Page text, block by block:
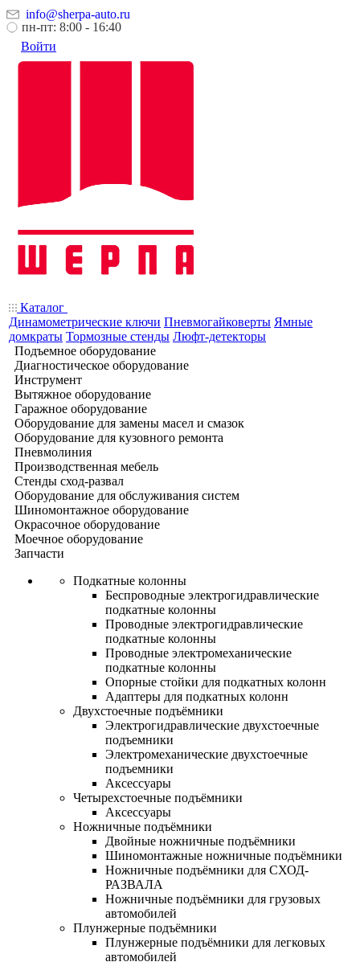
info@sherpa-auto.ru
пн-пт: 8:00 - 16:40
Войти
Каталог
Динамометрические ключи Пневмогайковерты Ямные
домкраты Тормозные стенды Люфт-детекторы
Подъемное оборудование
Диагностическое оборудование
Инструмент
Вытяжное оборудование
Гаражное оборудование
Оборудование для замены масел и смазок
Оборудование для кузовного ремонта
Пневмолиния
Производственная мебель
Стенды сход-развал
Оборудование для обслуживания систем
Шиномонтажное оборудование
Окрасочное оборудование
Моечное оборудование
Запчасти
Подкатные колонны
Беспроводные электрогидравлические
подкатные колонны
Проводные электрогидравлические
подкатные колонны
Проводные электромеханические
подкатные колонны
Опорные стойки для подкатных колонн
Адаптеры для подкатных колонн
Двухстоечные подъёмники
Электрогидравлические двухстоечные
подъемники
Электромеханические двухстоечные
подъемники
Аксессуары
Четырехстоечные подъёмники
Аксессуары
Ножничные подъёмники
Двойные ножничные подъёмники
Шиномонтажные ножничные подъёмники
Ножничные подъёмники для СХОД-
РАЗВАЛА
Ножничные подъёмники для грузовых
автомобилей
Плунжерные подъёмники
Плунжерные подъёмники для легковых
автомобилей